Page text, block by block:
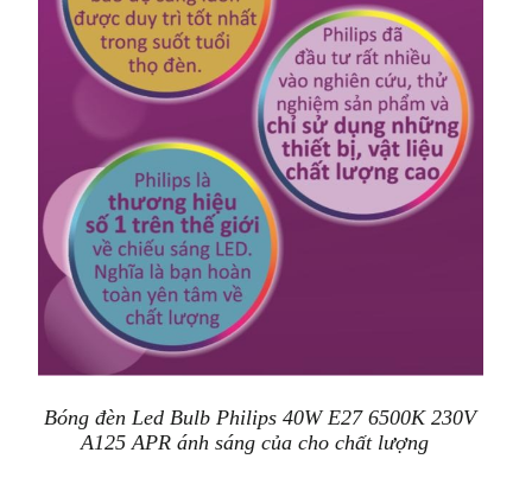
Bóng đèn Led Bulb Philips 40W E27 6500K 230V
A125 APR ánh sáng của cho chất lượng